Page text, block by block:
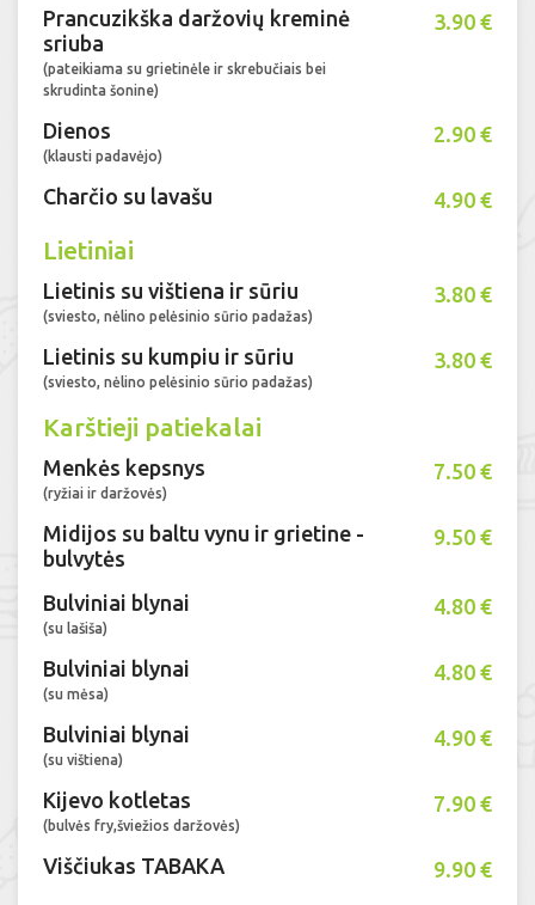
Prancuzikška daržovių kreminė
sriuba
(pateikiama su grietinėle ir skrebučiais bei
skrudinta šonine)
3.90 €
Dienos
(klausti padavėjo)
2.90 €
Charčio su lavašu 4.90 €
Lietiniai
Lietinis su vištiena ir sūriu
(sviesto, nėlino pelėsinio sūrio padažas)
3.80 €
Lietinis su kumpiu ir sūriu
(sviesto, nėlino pelėsinio sūrio padažas)
3.80 €
Karštieji patiekalai
Menkės kepsnys
(ryžiai ir daržovės)
7.50 €
Midijos su baltu vynu ir grietine -
bulvytės
9.50 €
Bulviniai blynai
(su lašiša)
4.80 €
Bulviniai blynai
(su mėsa)
4.80 €
Bulviniai blynai
(su vištiena)
4.90 €
Kijevo kotletas
(bulvės fry,šviežios daržovės)
7.90 €
Viščiukas TABAKA
9.90 €